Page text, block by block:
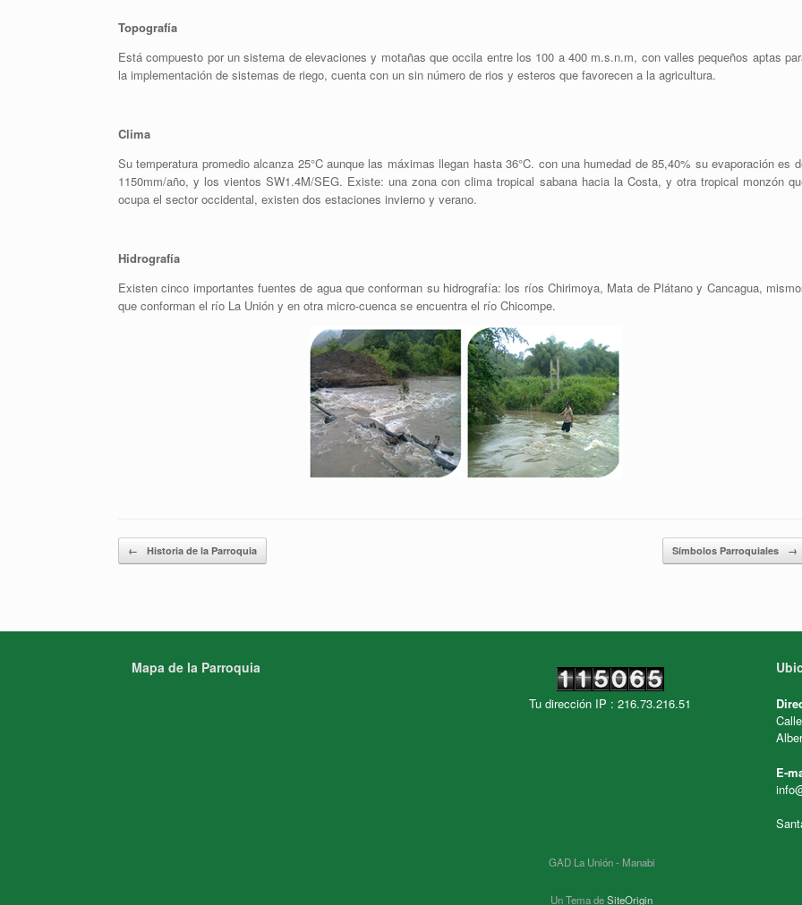
Topografía
Está compuesto por un sistema de elevaciones y motañas que occila entre los 100 a 400 m.s.n.m, con valles pequeños aptas
la implementación de sistemas de riego, cuenta con un sin número de rios y esteros que favorecen a la agricultura.
Clima
Su temperatura promedio alcanza 25°C aunque las máximas llegan hasta 36°C. con una humedad de 85,40% su evaporación es
1150mm/año, y los vientos SW1.4M/SEG. Existe: una zona con clima tropical sabana hacia la Costa, y otra tropical monzón
ocupa el sector occidental, existen dos estaciones invierno y verano.
Hidrografía
Existen cinco importantes fuentes de agua que conforman su hidrografía: los ríos Chirimoya, Mata de Plátano y Cancagua,
que conforman el río La Unión y en otra micro-cuenca se encuentra el río Chicompe.
Navegador de artículos
← Historia de la Parroquia Símbolos Parroquiales →
Mapa de la Parroquia
Tu dirección IP : 216.73.216.51
E-
GAD La Unión - Manabi
Un Tema deSiteOrigin